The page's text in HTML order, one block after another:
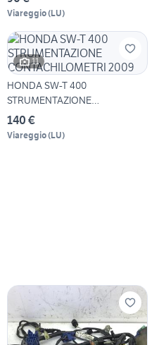
Viareggio(LU)
11
HONDA SW-T 400
STRUMENTAZIONE
CONTACHILOMETRI 2009
140 €
Viareggio(LU)